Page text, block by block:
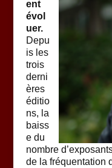
ent
évol
uer.
Depu
is les
trois
derni
ères
éditio
ns, la
baiss
e du
nombre
de la fréquentation